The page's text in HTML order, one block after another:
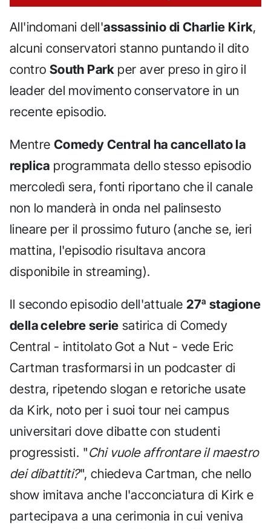
All'indomani dell'assassinio di Charlie Kirk,
alcuni conservatori stanno puntando il dito
contro South Parkper aver preso in giro il
leader del movimento conservatore in un
recente episodio.
Mentre Comedy Central ha cancellato la
replica programmata dello stesso episodio
mercoledì sera, fonti riportano che il canale
non lo manderà in onda nel palinsesto
lineare per il prossimo futuro (anche se, ieri
mattina, l'episodio risultava ancora
disponibile in streaming).
Il secondo episodio dell'attuale27ª stagione
della celebre serie satirica di Comedy
Central - intitolato Got a Nut - vede Eric
Cartman trasformarsi in un podcaster di
destra, ripetendo slogan e retoriche usate
da Kirk, noto per i suoi tour nei campus
universitari dove dibatte con studenti
progressisti. "Chi vuole affrontare il maestro
dei dibattiti?", chiedeva Cartman, che nello
show imitava anche l'acconciatura di Kirk e
partecipava a una cerimonia in cui veniva